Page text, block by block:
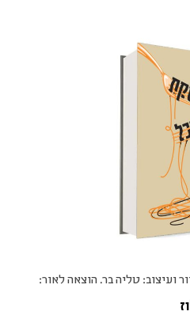
ועיצוב: טליה בר. הוצאה לאור: